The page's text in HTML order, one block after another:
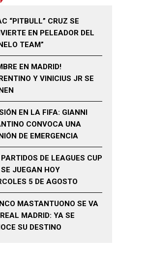
“PITBULL” CRUZ SE
EN PELEADOR DEL
TEAM”
EN MADRID!
Y VINICIUS JR SE
EN LA FIFA: GIANNI
CONVOCA UNA
DE EMERGENCIA
DE LEAGUES CUP
SE JUEGAN HOY
5 DE AGOSTO
MASTANTUONO SE VA
MADRID: YA SE
SU DESTINO